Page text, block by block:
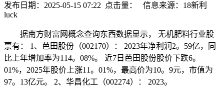
发布日期：2025-05-15 07:22 点击量：
信息来源：18新利
luck
据南方财富网概念查询东西数据显示， 无机肥料行业股
票有： 1、芭田股份（002170）： 2023年净利润2。59亿，同
比上年增加率为114。08%。 近7日芭田股份股价下跌6。
01%，2025年股价上涨11。01%，最高价为10。9元，市值为
97。13亿元。 2、华昌化工（002274）： 2023。